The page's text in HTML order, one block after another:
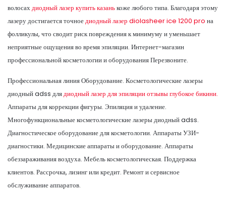
волосахдиодный лазер купить казанькоже любого типа. Благодаря этому
лазеру достигается точноедиодный лазер diolasheer ice 1200 pro на
фолликулы, что сводит риск повреждения к минимуму и уменьшает
неприятные ощущения во время эпиляции. Интернет-магазин
профессиональной косметологии и оборудования Перезвоните.
Профессиональная линия Оборудование. Косметологические лазеры
диодный adss длядиодный лазер для эпиляции отзывы глубокое бикини.
Аппараты для коррекции фигуры. Эпиляция и удаление.
Многофункциональные косметологические лазеры диодный adss.
Диагностическое оборудование для косметологии. Аппараты УЗИ-
диагностики. Медицинские аппараты и оборудование. Аппараты
обеззараживания воздуха. Мебель косметологическая. Поддержка
клиентов. Рассрочка, лизинг или кредит. Ремонт и сервисное
обслуживание аппаратов.